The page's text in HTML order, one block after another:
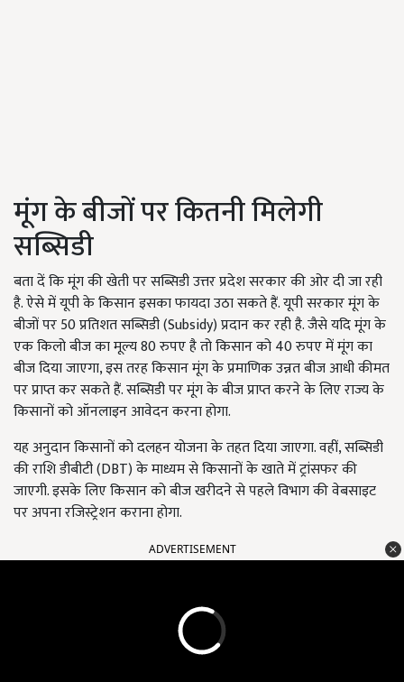
मूंग के बीजों पर कितनी मिलेगी
सब्सिडी
बता दें कि मूंग की खेती पर सब्सिडी उत्तर प्रदेश सरकार की ओर दी जा रही
है. ऐसे में यूपी के किसान इसका फायदा उठा सकते हैं. यूपी सरकार मूंग के
बीजों पर 50 प्रतिशत सब्सिडी (Subsidy) प्रदान कर रही है. जैसे यदि मूंग के
एक किलो बीज का मूल्य 80 रुपए है तो किसान को 40 रुपए में मूंग का
बीज दिया जाएगा, इस तरह किसान मूंग के प्रमाणिक उन्नत बीज आधी कीमत
पर प्राप्त कर सकते हैं. सब्सिडी पर मूंग के बीज प्राप्त करने के लिए राज्य के
किसानों को ऑनलाइन आवेदन करना होगा.
यह अनुदान किसानों को दलहन योजना के तहत दिया जाएगा. वहीं, सब्सिडी
की राशि डीबीटी (DBT) के माध्यम से किसानों के खाते में ट्रांसफर की
जाएगी. इसके लिए किसान को बीज खरीदने से पहले विभाग की वेबसाइट
पर अपना रजिस्ट्रेशन कराना होगा.
ADVERTISEMENT